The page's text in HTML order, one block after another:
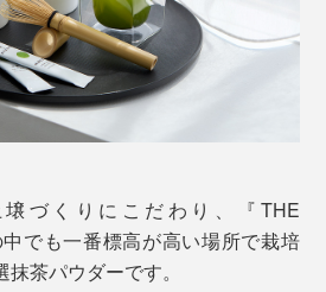
にふわりと茶の香り・深みが立
、温かいお茶を楽しむなら、ちょ
湯で溶かしてもおいしい。
の手軽さだけじゃない、カラダに
す。
でさっと溶けてくれるのは、独自
げを行なっているから。
づくりにこだわり、『THE
でも一番標高が高い場所で栽培
茶パウダーです。